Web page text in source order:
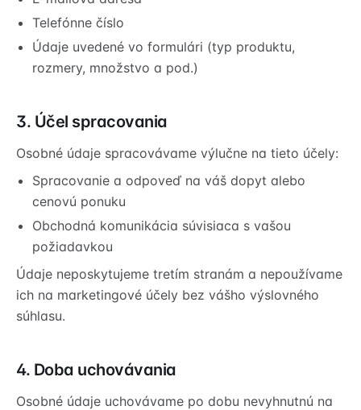
Telefónne číslo
Údaje uvedené vo formulári (typ produktu,
rozmery, množstvo a pod.)
3. Účel spracovania
Osobné údaje spracovávame výlučne na tieto účely:
Spracovanie a odpoveď na váš dopyt alebo
cenovú ponuku
Obchodná komunikácia súvisiaca s vašou
požiadavkou
Údaje neposkytujeme tretím stranám a nepoužívame
ich na marketingové účely bez vášho výslovného
súhlasu.
4. Doba uchovávania
Osobné údaje uchovávame po dobu nevyhnutnú na